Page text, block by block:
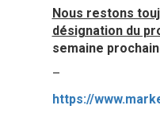
Nous restons
désignation du
semaine
–